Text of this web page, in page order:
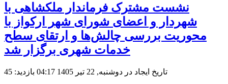
نشست مشترک فرماندار ملکشاهی با
شهردار و اعضای شورای شهر ارکواز با
محوریت بررسی چالش‌ها و ارتقای سطح
خدمات شهری برگزار شد
تاریخ ایجاد در دوشنبه, 22 تیر 1405 04:17 بازدید: 45